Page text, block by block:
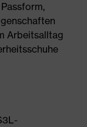
Arbeitsalltag